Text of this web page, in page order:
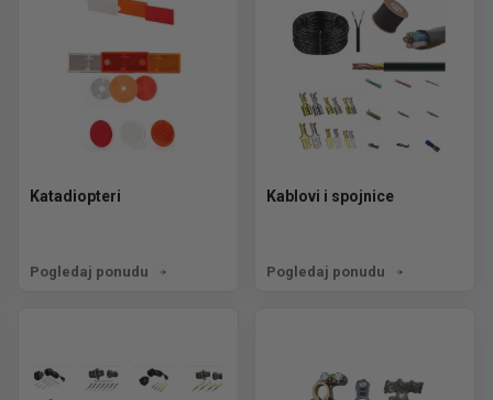
Katadiopteri
Pogledaj ponudu
Kablovi i spojnice
Pogledaj ponudu